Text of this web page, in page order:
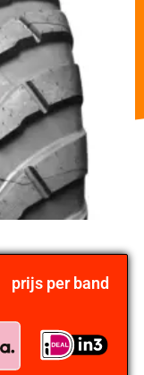
prijs per band